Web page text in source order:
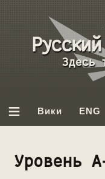
База
Вы
≡ Вики ENG
Уровень